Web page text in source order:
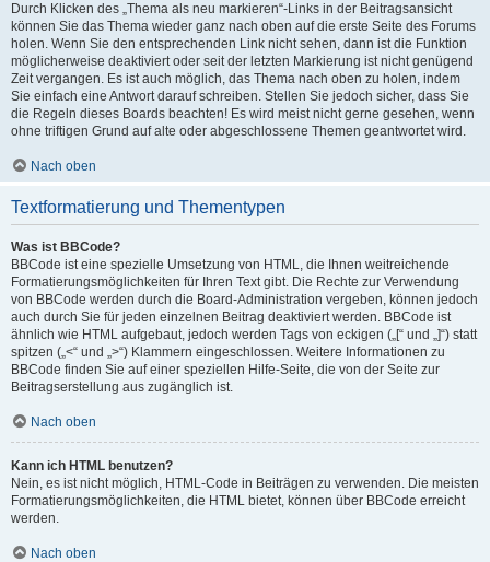
Durch Klicken des „Thema als neu markieren“-Links in der Beitragsansicht
können Sie das Thema wieder ganz nach oben auf die erste Seite des Forums
holen. Wenn Sie den entsprechenden Link nicht sehen, dann ist die Funktion
möglicherweise deaktiviert oder seit der letzten Markierung ist nicht genügend
Zeit vergangen. Es ist auch möglich, das Thema nach oben zu holen, indem
Sie einfach eine Antwort darauf schreiben. Stellen Sie jedoch sicher, dass Sie
die Regeln dieses Boards beachten! Es wird meist nicht gerne gesehen, wenn
ohne triftigen Grund auf alte oder abgeschlossene Themen geantwortet wird.
Nach oben
Textformatierung und Thementypen
Was ist BBCode?
BBCode ist eine spezielle Umsetzung von HTML, die Ihnen weitreichende
Formatierungsmöglichkeiten für Ihren Text gibt. Die Rechte zur Verwendung
von BBCode werden durch die Board-Administration vergeben, können jedoch
auch durch Sie für jeden einzelnen Beitrag deaktiviert werden. BBCode ist
ähnlich wie HTML aufgebaut, jedoch werden Tags von eckigen („[“ und „]“) statt
spitzen („<“ und „>“) Klammern eingeschlossen. Weitere Informationen zu
BBCode finden Sie auf einer speziellen Hilfe-Seite, die von der Seite zur
Beitragserstellung aus zugänglich ist.
Nach oben
Kann ich HTML benutzen?
Nein, es ist nicht möglich, HTML-Code in Beiträgen zu verwenden. Die meisten
Formatierungsmöglichkeiten, die HTML bietet, können über BBCode erreicht
werden.
Nach oben